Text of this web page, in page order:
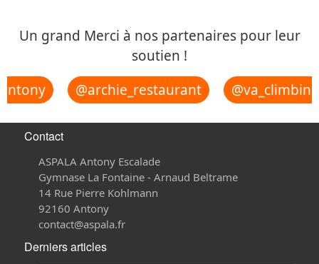
Un grand Merci à nos partenaires pour leur
soutien !
@archie_restaurant
Contact
ASPALA Antony Escalade
Gymnase La Fontaine - Arnaud Beltrame
14 Rue Pierre Kohlmann
92160 Antony
contact@aspala.fr
Derniers articles